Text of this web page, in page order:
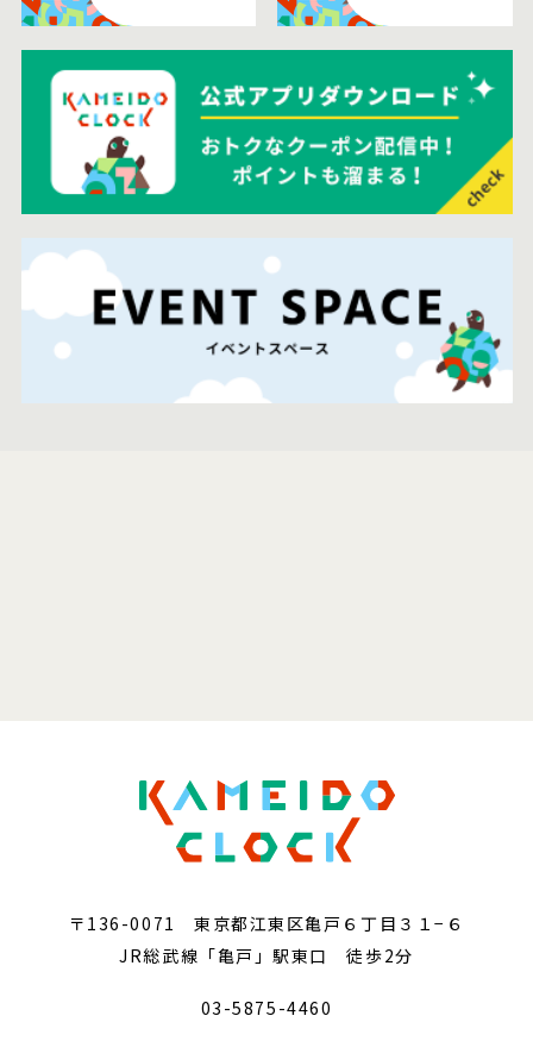
〒136-0071 東京都江東区亀戸６丁目３１−６
JR総武線「亀戸」駅東口 徒歩2分
03-5875-4460